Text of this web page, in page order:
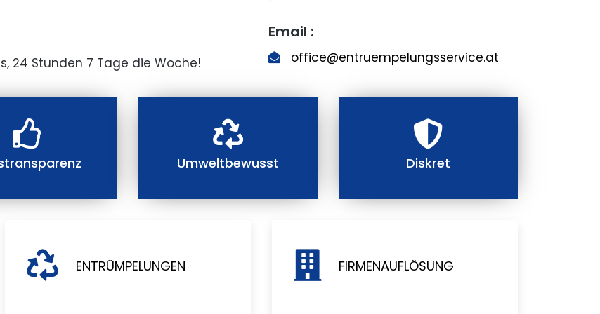
24 Stunden 7 Tage die Woche!
Email :
office@entruempelungsservice.at
Umweltbewusst Diskret
ENTRÜMPELUNGEN FIRMENAUFLÖSUNG